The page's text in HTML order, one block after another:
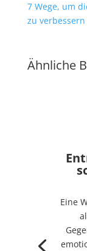
7 Wege, um
zu verbessern
Ähnliche
Eine